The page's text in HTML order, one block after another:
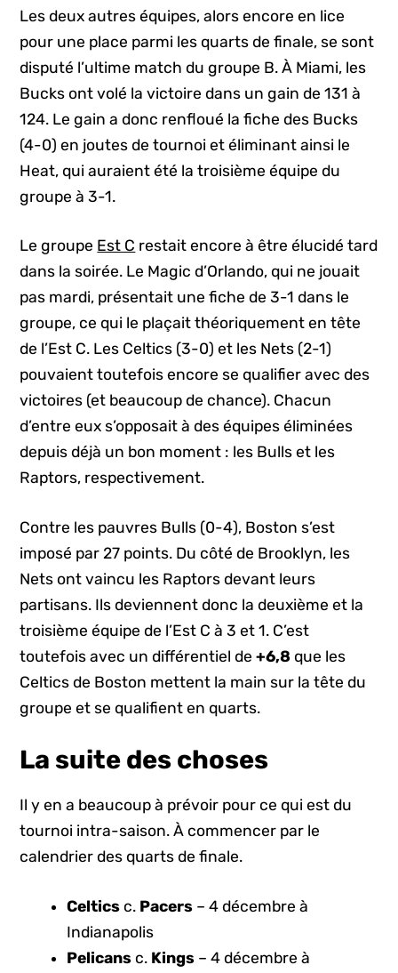
Les deux autres équipes, alors encore en lice
pour une place parmi les quarts de finale, se sont
disputé l’ultime match du groupe B. À Miami, les
Bucks ont volé la victoire dans un gain de 131 à
124. Le gain a donc renfloué la fiche des Bucks
(4-0) en joutes de tournoi et éliminant ainsi le
Heat, qui auraient été la troisième équipe du
groupe à 3-1.
Le groupe Est C restait encore à être élucidé tard
dans la soirée. Le Magic d’Orlando, qui ne jouait
pas mardi, présentait une fiche de 3-1 dans le
groupe, ce qui le plaçait théoriquement en tête
de l’Est C. Les Celtics (3-0) et les Nets (2-1)
pouvaient toutefois encore se qualifier avec des
victoires (et beaucoup de chance). Chacun
d’entre eux s’opposait à des équipes éliminées
depuis déjà un bon moment : les Bulls et les
Raptors, respectivement.
Contre les pauvres Bulls (0-4), Boston s’est
imposé par 27 points. Du côté de Brooklyn, les
Nets ont vaincu les Raptors devant leurs
partisans. Ils deviennent donc la deuxième et la
troisième équipe de l’Est C à 3 et 1. C’est
toutefois avec un différentiel de+6,8 que les
Celtics de Boston mettent la main sur la tête du
groupe et se qualifient en quarts.
La suite des choses
Il y en a beaucoup à prévoir pour ce qui est du
tournoi intra-saison. À commencer par le
calendrier des quarts de finale.
Celticsc. Pacers – 4 décembre à
Indianapolis
Pelicansc. Kings – 4 décembre à